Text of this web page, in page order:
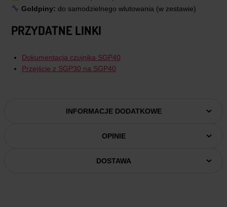
Goldpiny: do samodzielnego wlutowania (w zestawie)
PRZYDATNE LINKI
Dokumentacja czujnika SGP40
Przejście z SGP30 na SGP40
INFORMACJE DODATKOWE
OPINIE
DOSTAWA